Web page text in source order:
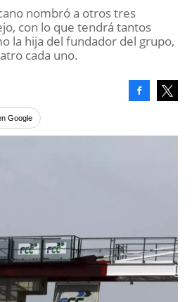
nombró a otros tres
con lo que tendrá tantos
la hija del fundador del grupo,
cada uno.
Google